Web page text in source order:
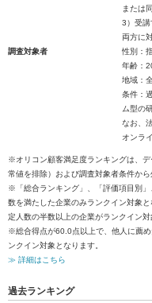
または
3）受講
両方に
調査対象者
性別：
年齢：
地域：
条件：
ム型の
なお、
オンラ
※オリコン顧客満足度ランキングは、
常値を排除）および調査対象者条件か
※「総合ランキング」、「評価項目別
数を満たした企業のみランクイン対象
定人数の半数以上の企業がランクイン対
※総合得点が60.0点以上で、他人に薦
ンクイン対象となります。
≫ 詳細はこちら
過去ランキング